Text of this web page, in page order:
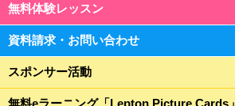
無料体験レッスン
資料請求・お問い合わせ
スポンサー活動
無料eラーニング「Lepton Picture Cards」